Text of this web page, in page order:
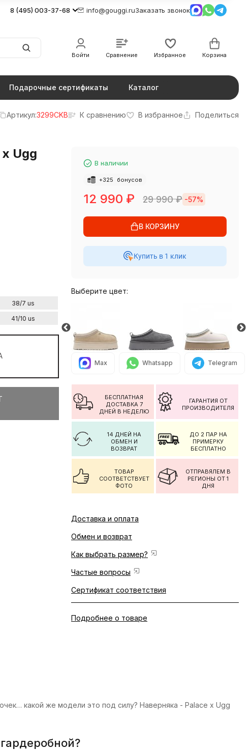
8 (495) 003-37-68 info@gouggi.ruЗаказать звонок
Войти Сравнение Избранное Корзина
Подарочные сертификаты Каталог
Артикул:3299CKB К сравнению В избранное Поделиться
Ugg
38/7 us
41/10 us
В наличии
+325 бонусов
12 990 ₽ 29 990₽ -57%
В КОРЗИНУ
Купить в 1 клик
Выберите цвет:
Max Whatsapp Telegram
БЕСПЛАТНАЯ
ДОСТАВКА 7
ДНЕЙ В НЕДЕЛЮ
ГАРАНТИЯ ОТ
ПРОИЗВОДИТЕЛЯ
14 ДНЕЙ НА
ОБМЕН И
ВОЗВРАТ
ДО 2 ПАР НА
ПРИМЕРКУ
БЕСПЛАТНО
ТОВАР
СООТВЕТСТВУЕТ
ФОТО
ОТПРАВЯЛЕМ В
РЕГИОНЫ ОТ 1
ДНЯ
Доставка и оплата
Обмен и возврат
Как выбрать размер?
Частые вопросы
Сертификат соответствия
Подробнее о товаре
какой же модели это под силу? Наверняка - Palace x Ugg